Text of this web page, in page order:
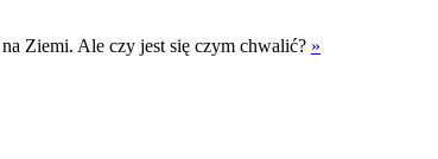
Ziemi. Ale czy jest się czym chwalić? »